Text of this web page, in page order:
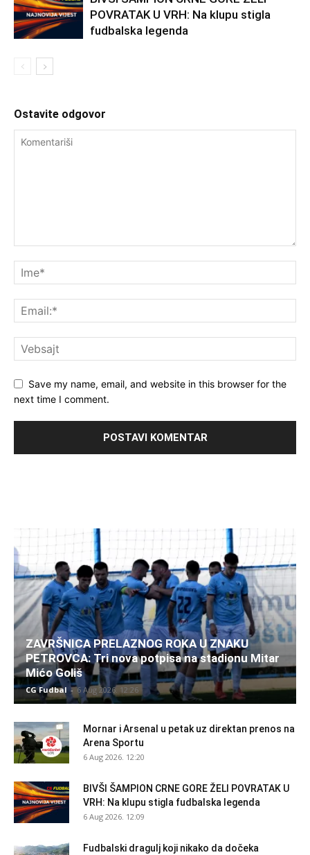
POVRATAK U VRH: Na klupu stigla
fudbalska legenda
Ostavite odgovor
Save my name, email, and website in this browser for the
next time I comment.
ZAVRŠNICA PRELAZNOG ROKA U ZNAKU
PETROVCA: Tri nova potpisa na stadionu Mitar
Mićo Goliš
CG Fudbal - 6 Aug 2026. 12:26
Mornar i Arsenal u petak uz direktan prenos na
Arena Sportu
6 Aug 2026. 12:20
BIVŠI ŠAMPION CRNE GORE ŽELI POVRATAK U
VRH: Na klupu stigla fudbalska legenda
6 Aug 2026. 12:09
Fudbalski dragulj koji nikako da dočeka